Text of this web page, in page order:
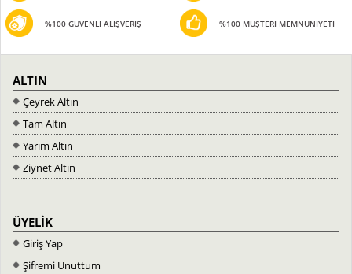
%100 GÜVENLİ ALIŞVERİŞ %100 MÜŞTERİ MEMNUNİYETİ
ALTIN
Çeyrek Altın
Tam Altın
Yarım Altın
Ziynet Altın
ÜYELİK
Giriş Yap
Şifremi Unuttum